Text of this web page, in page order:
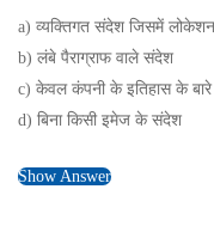
a) व्यक्तिगत संदेश जिसमें
b) लंबे पैराग्राफ वाले संदेश
c) केवल कंपनी के इतिहास के
d) बिना किसी इमेज के संदेश
Show Answer